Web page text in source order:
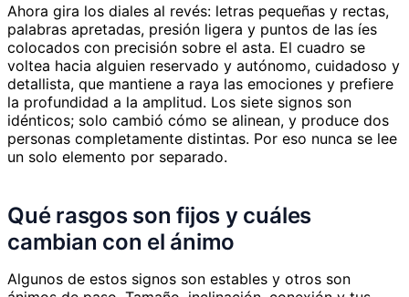
Ahora gira los diales al revés: letras pequeñas y rectas,
palabras apretadas, presión ligera y puntos de las íes
colocados con precisión sobre el asta. El cuadro se
voltea hacia alguien reservado y autónomo, cuidadoso y
detallista, que mantiene a raya las emociones y prefiere
la profundidad a la amplitud. Los siete signos son
idénticos; solo cambió cómo se alinean, y produce dos
personas completamente distintas. Por eso nunca se lee
un solo elemento por separado.
Qué rasgos son fijos y cuáles
cambian con el ánimo
Algunos de estos signos son estables y otros son